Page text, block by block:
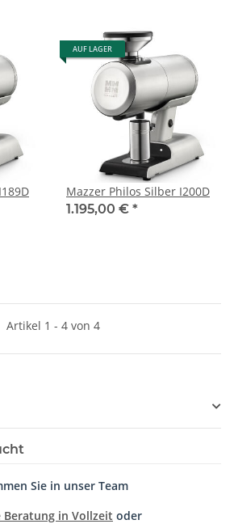
AUF LAGER
Mazzer Philos Silber I200D
1.195,00 € *
Artikel 1 - 4 von 4
Sie in unser Team
in Vollzeit oder